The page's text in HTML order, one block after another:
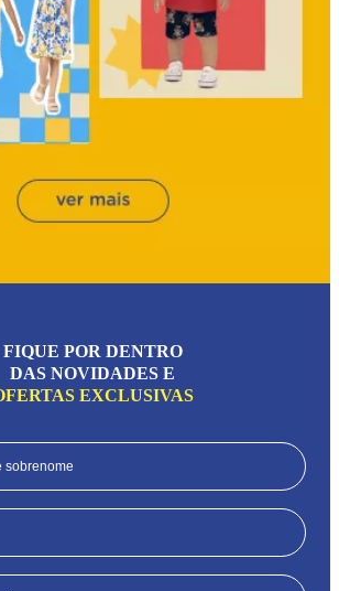
FIQUE POR DENTRO
DAS NOVIDADES E
EXCLUSIVAS